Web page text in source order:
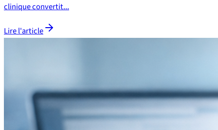
clinique convertit...
Lire l'article